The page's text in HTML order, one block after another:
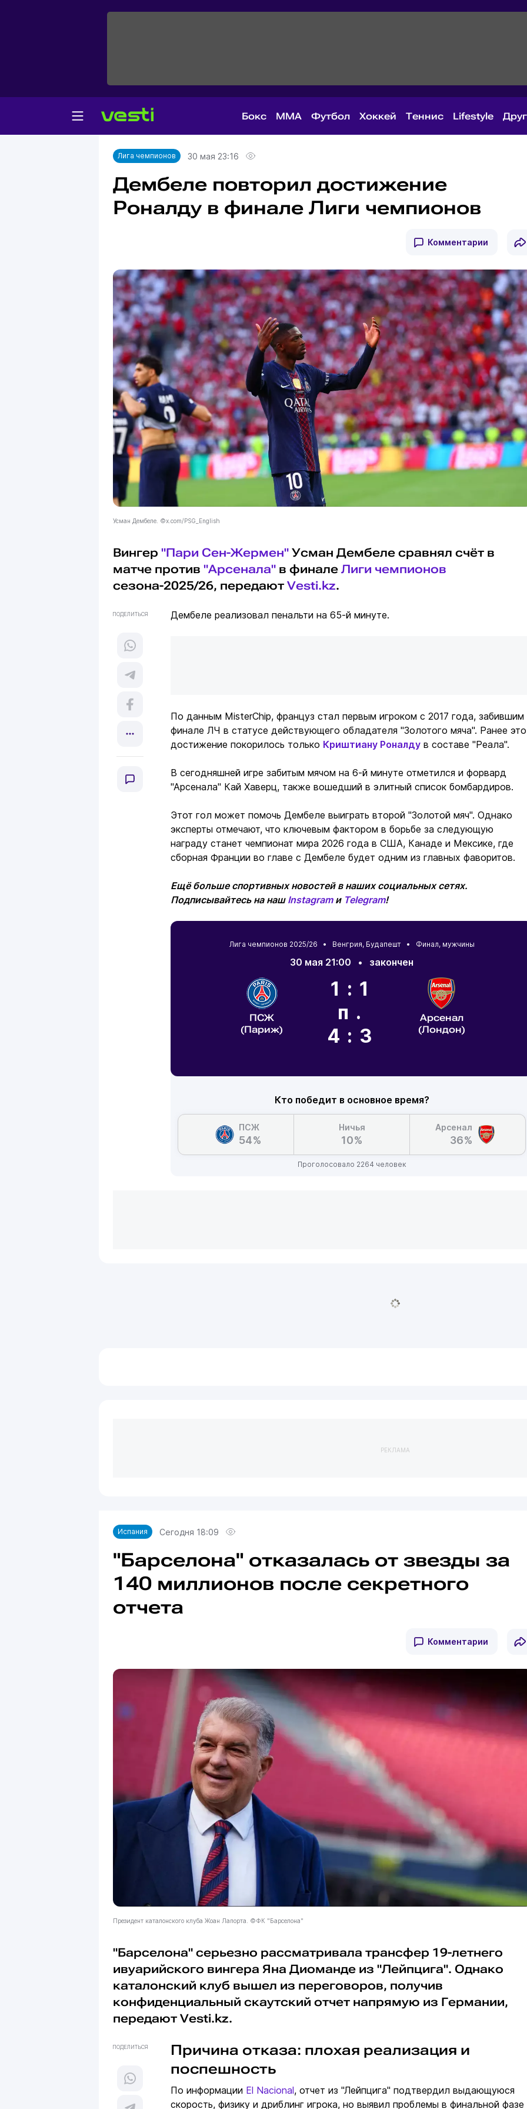
Бокс MMA Футбол Хоккей Теннис Lifestyle
Главная
Лига чемпионов
Лига чемпионов 30 мая 23:16
Дембеле повторил достижение
Роналду в финале Лиги чемпионов
Комментарии
Усман Дембеле. ©x.com/PSG_English
Вингер "Пари Сен-Жермен" Усман Дембеле сравнял счёт в
матче против "Арсенала" в финале Лиги чемпионов
сезона-2025/26, передают Vesti.kz.
ПОДЕЛИТЬСЯ Дембеле реализовал пенальти на 65-й минуте.
По данным MisterChip, француз стал первым игроком с 2017 года, забившим
финале ЛЧ в статусе действующего обладателя "Золотого мяча". Ранее это
достижение покорилось только Криштиану Роналду в составе "Реала".
В сегодняшней игре забитым мячом на 6-й минуте отметился и форвард
"Арсенала" Кай Хаверц, также вошедший в элитный список бомбардиров.
Этот гол может помочь Дембеле выиграть второй "Золотой мяч". Однако
эксперты отмечают, что ключевым фактором в борьбе за следующую
награду станет чемпионат мира 2026 года в США, Канаде и Мексике, где
сборная Франции во главе с Дембеле будет одним из главных фаворитов.
Ещё больше спортивных новостей в наших социальных сетях.
Подписывайтесь на наш Instagramи Telegram!
Лига чемпионов 2025/26 • Венгрия, Будапешт• Финал, мужчины
30 мая 21:00 • закончен
ПСЖ
(Париж)
1:1
п.
4:3
Арсенал
(Лондон)
Кто победит в основное время?
ПСЖ
54%
Ничья
10%
Арсенал
36%
Проголосовало 2264 человек
РЕКЛАМА
Испания Сегодня 18:09
"Барселона" отказалась от звезды за
140 миллионов после секретного
отчета
Комментарии
Президент каталонского клуба Жоан Лапорта. ©ФК "Барселона"
"Барселона" серьезно рассматривала трансфер 19-летнего
ивуарийского вингера Яна Диоманде из "Лейпцига". Однако
каталонский клуб вышел из переговоров, получив
конфиденциальный скаутский отчет напрямую из Германии,
передают Vesti.kz.
ПОДЕЛИТЬСЯ
Причина отказа: плохая реализация и
поспешность
По информации El Nacional, отчет из "Лейпцига" подтвердил выдающуюся
скорость, физику и дриблинг игрока, но выявил проблемы в финальной фазе